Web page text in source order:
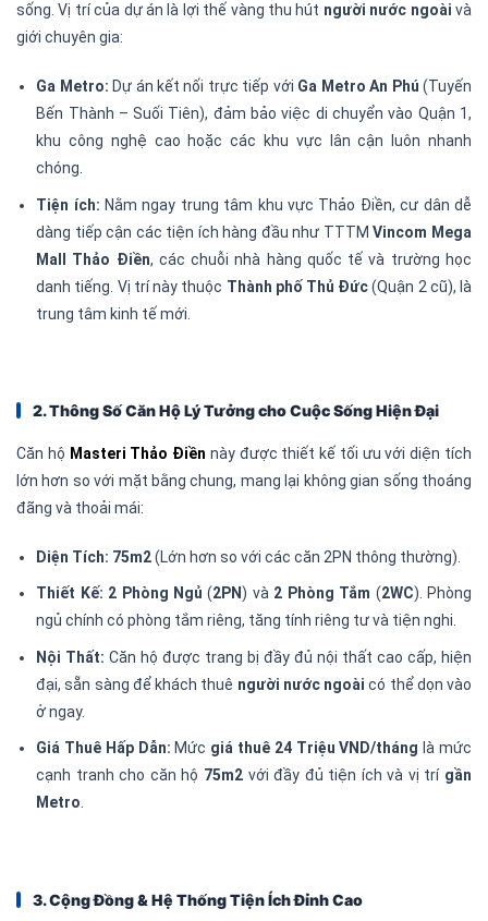
sống. Vị trí của dự án là lợi thế vàng thu hút người nước ngoài và
giới chuyên gia:
Ga Metro: Dự án kết nối trực tiếp với Ga Metro An Phú (Tuyến
Bến Thành – Suối Tiên), đảm bảo việc di chuyển vào Quận 1,
khu công nghệ cao hoặc các khu vực lân cận luôn nhanh
chóng.
Tiện ích: Nằm ngay trung tâm khu vực Thảo Điền, cư dân dễ
dàng tiếp cận các tiện ích hàng đầu như TTTMVincom Mega
Mall Thảo Điền, các chuỗi nhà hàng quốc tế và trường học
danh tiếng. Vị trí này thuộc Thành phố Thủ Đức(Quận 2 cũ), là
trung tâm kinh tế mới.
2. Thông Số Căn Hộ Lý Tưởng cho Cuộc Sống Hiện Đại
Căn hộ Masteri Thảo Điền này được thiết kế tối ưu với diện tích
lớn hơn so với mặt bằng chung, mang lại không gian sống thoáng
đãng và thoải mái:
Diện Tích: 75m2(Lớn hơn so với các căn 2PN thông thường).
Thiết Kế: 2 Phòng Ngủ (2PN) và 2 Phòng Tắm (2WC). Phòng
ngủ chính có phòng tắm riêng, tăng tính riêng tư và tiện nghi.
Nội Thất: Căn hộ được trang bị đầy đủ nội thất cao cấp, hiện
đại, sẵn sàng để khách thuê người nước ngoài có thể dọn vào
ở ngay.
Giá Thuê Hấp Dẫn: Mức giá thuê 24 Triệu VND/tháng là mức
cạnh tranh cho căn hộ 75m2với đầy đủ tiện ích và vị trí gần
Metro
3. Cộng Đồng & Hệ Thống Tiện Ích Đỉnh Cao